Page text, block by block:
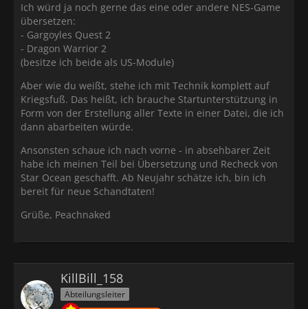
Ich würd ja noch gerne das eine oder andere NES-Game
übersetzen:
- Gargoyles Quest 2
- Dragon Warrior 2
(besitze ich beide als US-Module)
Aber wie du weißt, stehe ich mit Technik komplett auf
Kriegsfuß. Das heißt, ich brauche Startunterstützung in
Form von der Erstellung aller Texte in einer Datei, die ich
dann abarbeiten würde.
Ansonsten schaue ich nach vorne - in absehbarer Zeit
habe ich meinen Teil bei Übersetzung und Recheck von
Star Ocean geschafft. Ab Neujahr schätze ich, bin ich
bereit für neue Schandtaten!
Grüße, Peachnaked
KillBill_158
Abteilungsleiter